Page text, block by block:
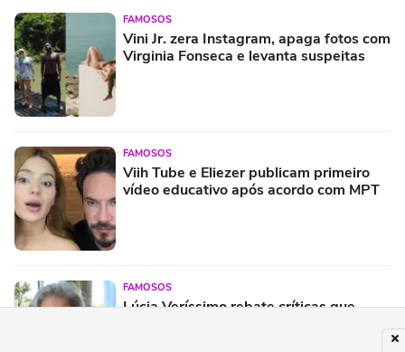
FAMOSOS
Vini Jr. zera Instagram, apaga fotos com
Virginia Fonseca e levanta suspeitas
FAMOSOS
Viih Tube e Eliezer publicam primeiro
vídeo educativo após acordo com MPT
FAMOSOS
Lúcia Veríssimo rebate críticas que